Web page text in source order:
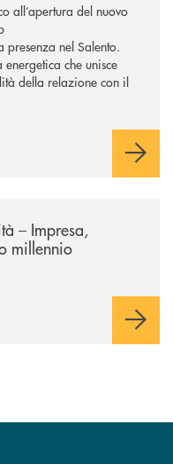
all’apertura del nuovo
presenza nel Salento.
che unisce
della relazione con il
– Impresa,
millennio